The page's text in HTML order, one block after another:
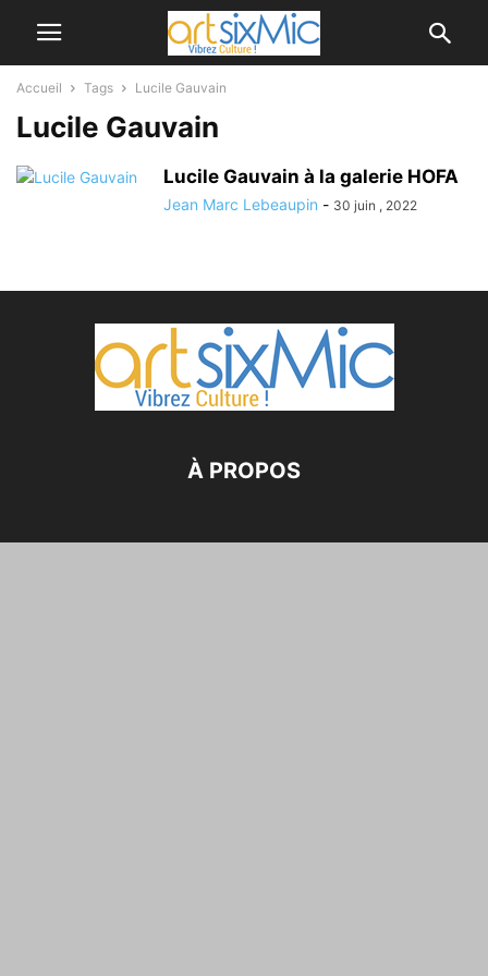
Accueil Tags Lucile Gauvain
Lucile Gauvain
Lucile Gauvain à la galerie HOFA
Jean Marc Lebeaupin - 30 juin , 2022
À PROPOS